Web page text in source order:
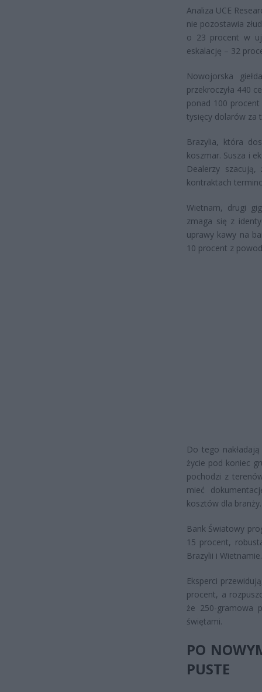
Analiza UCE
nie pozostawia
o 23 procent w
eskalację – 32
Nowojorska
przekroczyła 440
ponad 100
tysięcy dolarów za
Brazylia, która
koszmar. Susza i
Dealerzy
kontraktach
Wietnam, drugi
zmaga się z
uprawy kawy na
10 procent z
Do tego
życie pod koniec
pochodzi z
mieć
kosztów dla branży.
Bank Światowy
15 procent,
Brazylii i
Eksperci
procent, a
że 250-gramowa
świętami.
PO
PUSTE